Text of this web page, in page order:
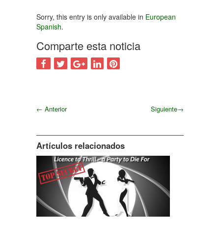
Sorry, this entry is only available in European
Spanish.
Comparte esta noticia
← Anterior Siguiente→
Artículos relacionados